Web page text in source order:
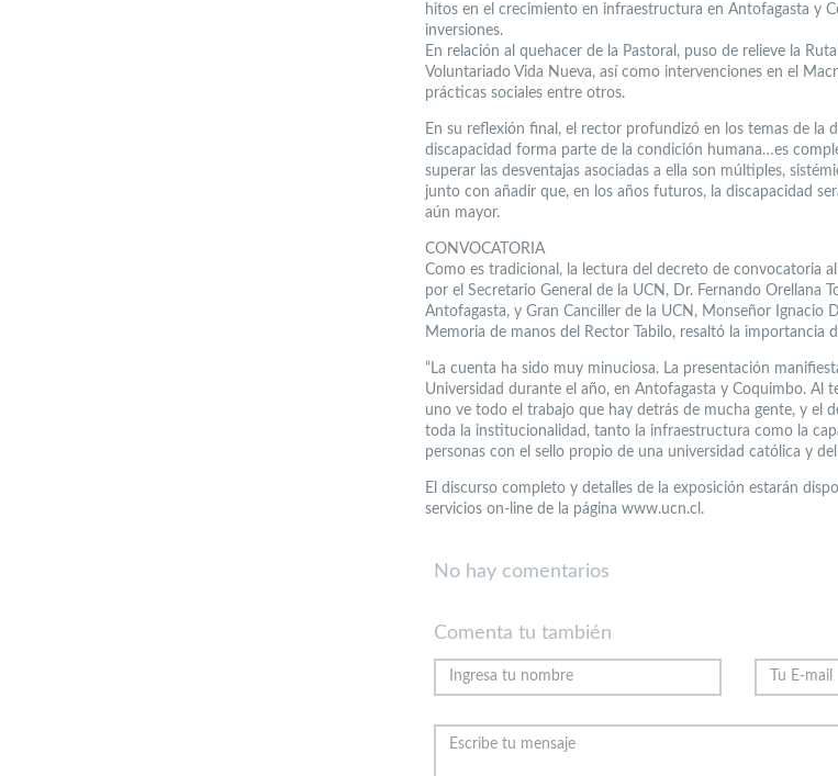
hitos en el crecimiento en infraestructura en Antofagasta y
inversiones.
En relación al quehacer de la Pastoral, puso de relieve la
Voluntariado Vida Nueva, así como intervenciones en el
prácticas sociales entre otros.
En su reflexión final, el rector profundizó en los temas de la
discapacidad forma parte de la condición humana…es
superar las desventajas asociadas a ella son múltiples,
junto con añadir que, en los años futuros, la discapacidad
aún mayor.
CONVOCATORIA
Como es tradicional, la lectura del decreto de convocatoria
por el Secretario General de la UCN, Dr. Fernando Orellana
Antofagasta, y Gran Canciller de la UCN, Monseñor Ignacio
Memoria de manos del Rector Tabilo, resaltó la importancia
“La cuenta ha sido muy minuciosa. La presentación
Universidad durante el año, en Antofagasta y Coquimbo. Al
uno ve todo el trabajo que hay detrás de mucha gente, y el
toda la institucionalidad, tanto la infraestructura como la
personas con el sello propio de una universidad católica y
El discurso completo y detalles de la exposición estarán
servicios on-line de la página www.ucn.cl.
No hay comentarios
Comenta tu también